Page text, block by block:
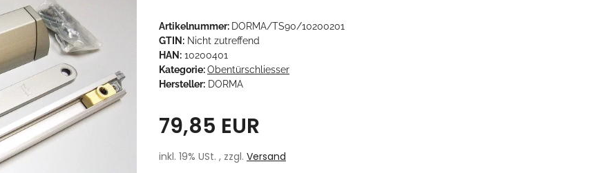
Artikelnummer: DORMA/TS90/10200201
GTIN: Nicht zutreffend
HAN: 10200401
Kategorie:Obentürschliesser
Hersteller: DORMA
79,85 EUR
inkl. 19% USt. , zzgl. Versand